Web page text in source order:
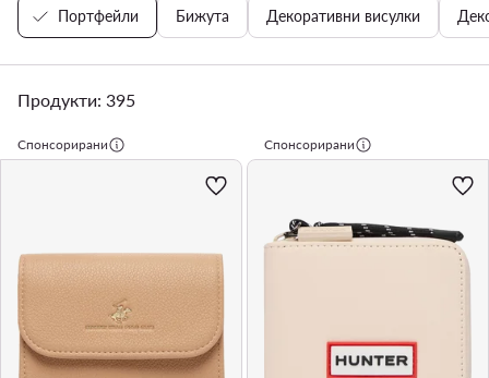
Портфейли Бижута Декоративни висулки
Продукти: 395
Спонсорирани Спонсорирани